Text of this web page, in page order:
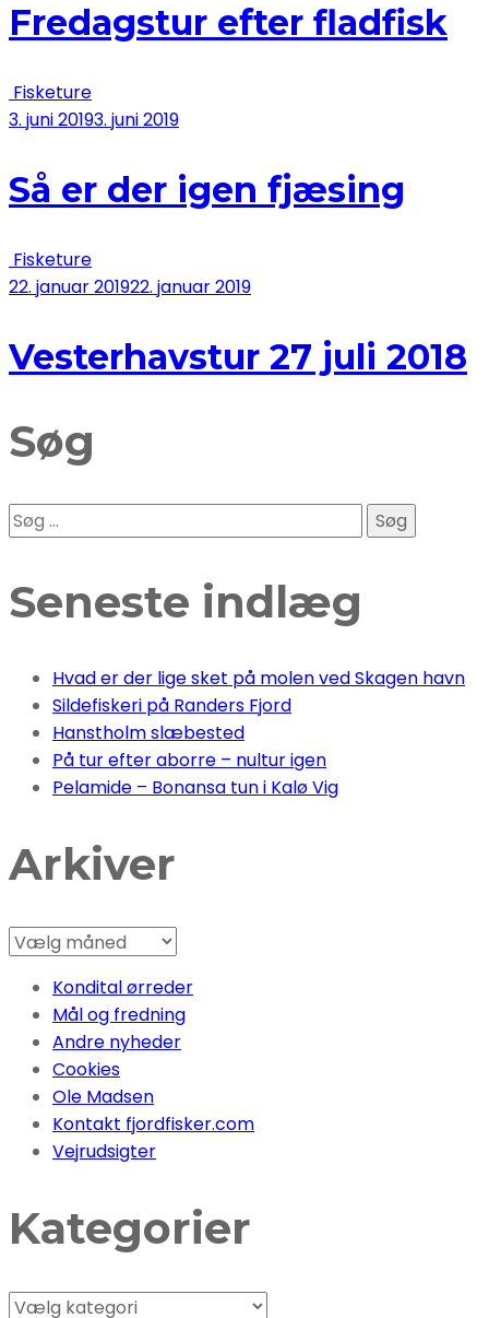
Fredagstur efter fladfisk
Fisketure
3. juni 20193. juni 2019
Så er der igen fjæsing
Fisketure
22. januar 201922. januar 2019
Vesterhavstur 27 juli 2018
Søg
Søg
efter:
Seneste indlæg
Hvad er der lige sket på molen ved Skagen havn
Sildefiskeri på Randers Fjord
Hanstholm slæbested
På tur efter aborre – nultur igen
Pelamide – Bonansa tun i Kalø Vig
Arkiver
Arkiver
Kondital ørreder
Mål og fredning
Andre nyheder
Cookies
Ole Madsen
Kontakt fjordfisker.com
Vejrudsigter
Kategorier
Kategorier